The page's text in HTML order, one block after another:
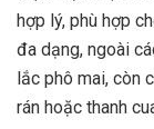
hợp lý, phù hợp
đa dạng, ngoài
lắc phô mai, còn
rán hoặc thanh